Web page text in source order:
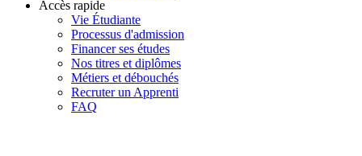
Accès rapide
Vie Étudiante
Processus d'admission
Financer ses études
Nos titres et diplômes
Métiers et débouchés
Recruter un Apprenti
FAQ